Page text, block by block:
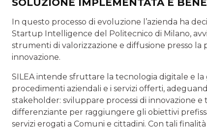
SOLUZIONE IMPLEMENTATA E
In questo processo di evoluzione l’azienda ha
Startup Intelligence del Politecnico di Milano,
strumenti di valorizzazione e diffusione presso
innovazione.
SILEA intende sfruttare la tecnologia digitale e
procedimenti aziendali e i servizi offerti,
stakeholder: sviluppare processi di innovazione
differenziante per raggiungere gli obiettivi
servizi erogati a Comuni e cittadini. Con tali